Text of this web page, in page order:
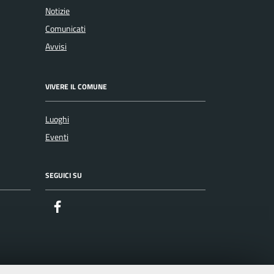
Notizie
Comunicati
Avvisi
VIVERE IL COMUNE
Luoghi
Eventi
SEGUICI SU